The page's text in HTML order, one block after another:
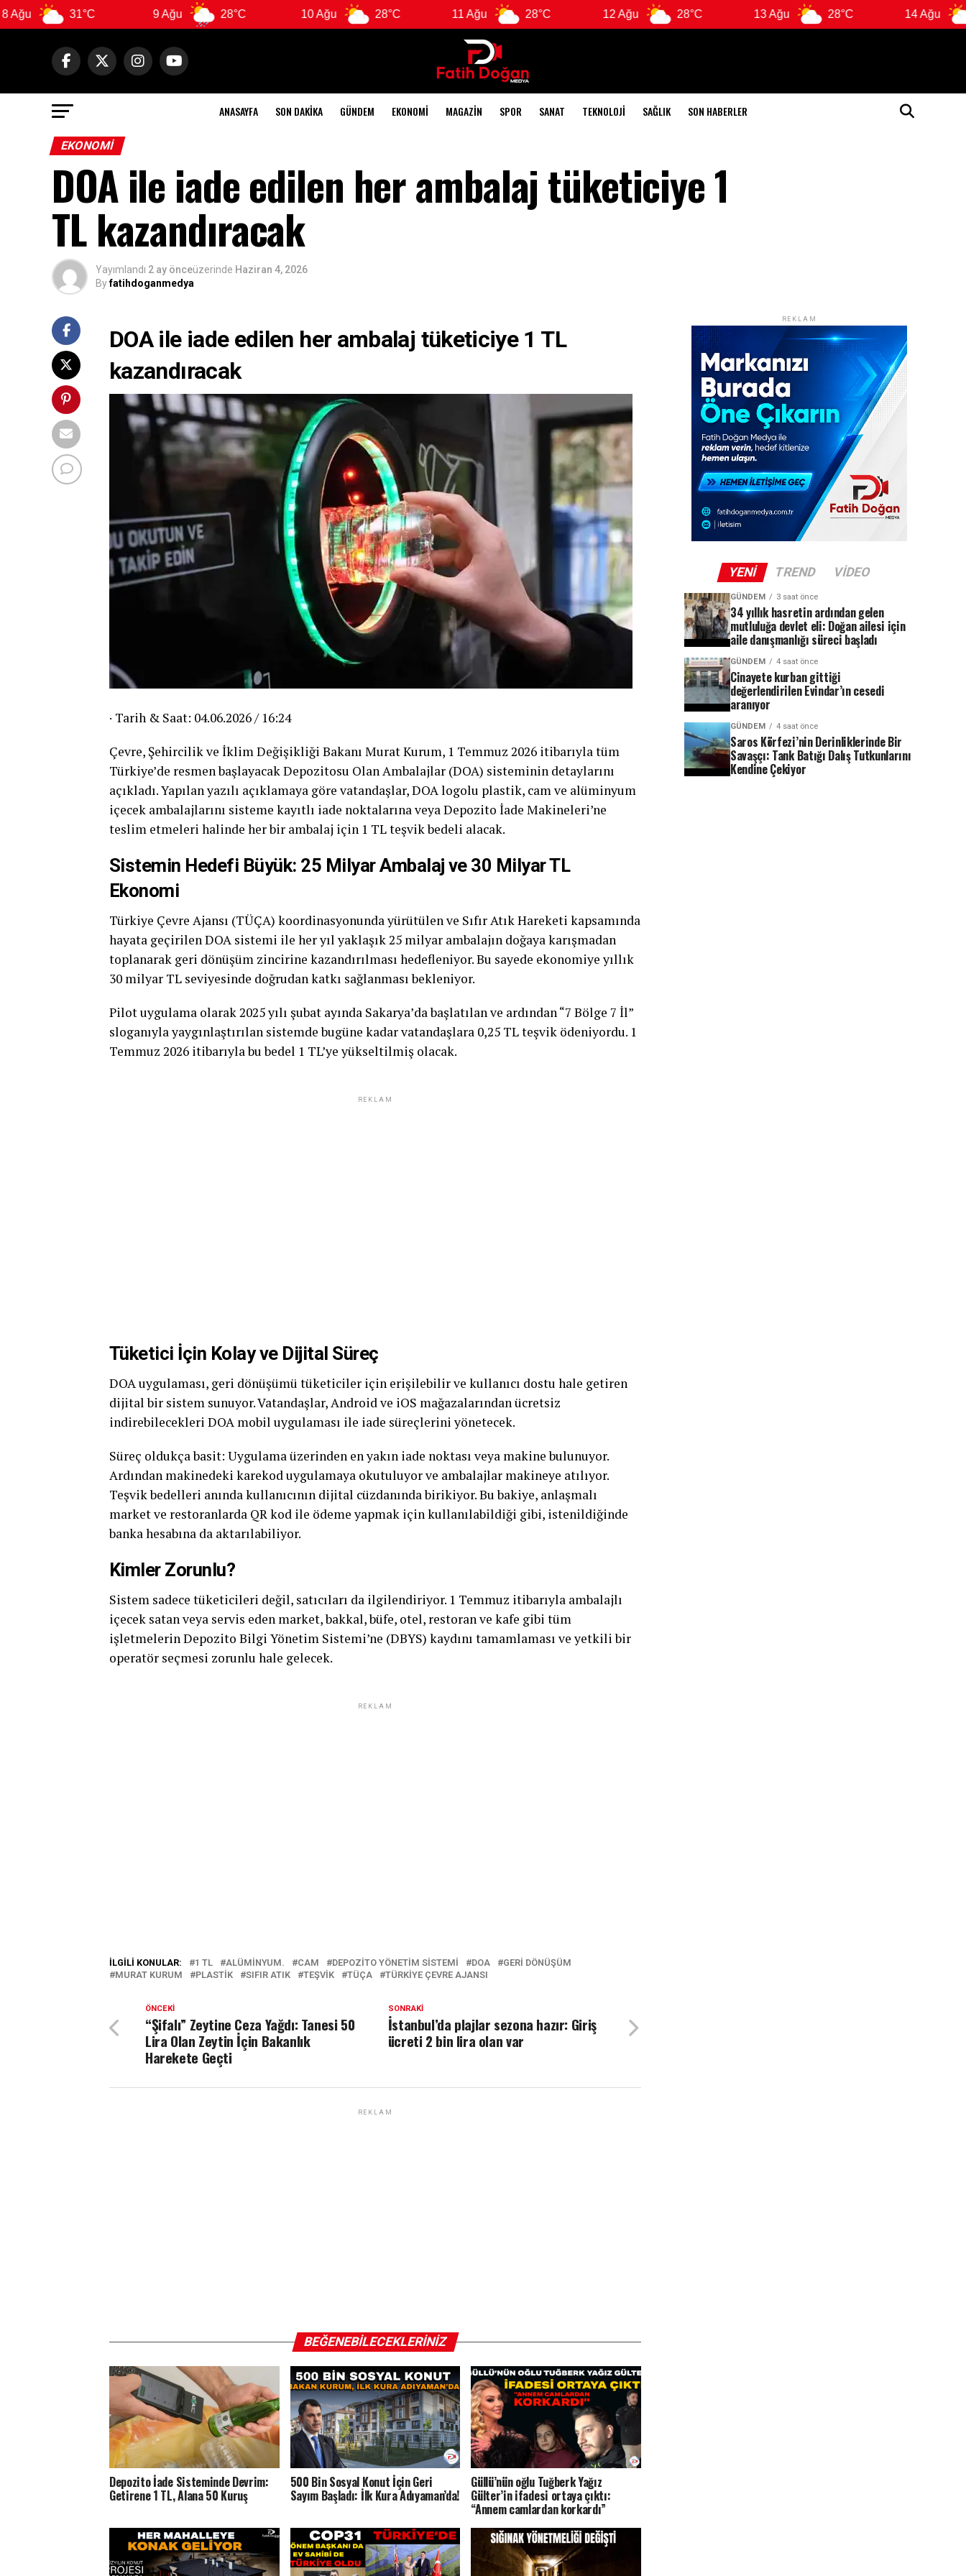
31°C 28°C 28°C 28°C 28°C 28°C 26°C
ANASAYFA SON DAKIKA GÜNDEM EKONOMI MAGAZIN SPOR SANAT TEKNOLOJI SAĞLIK SON HABERLER
EKONOMI
DOA ile iade edilen her ambalaj tüketiciye 1
TL kazandıracak
Yayımlandı 2 ay önceüzerinde Haziran 4, 2026
Byfatihdoganmedya
DOA ile iade edilen her ambalaj tüketiciye 1 TL
kazandıracak
· Tarih & Saat: 04.06.2026 / 16:24
Çevre, Şehircilik ve İklim Değişikliği Bakanı Murat Kurum, 1 Temmuz 2026 itibarıyla tüm
Türkiye’de resmen başlayacak Depozitosu Olan Ambalajlar (DOA) sisteminin detaylarını
açıkladı. Yapılan yazılı açıklamaya göre vatandaşlar, DOA logolu plastik, cam ve alüminyum
içecek ambalajlarını sisteme kayıtlı iade noktalarına veya Depozito İade Makineleri’ne
teslim etmeleri halinde her bir ambalaj için 1 TL teşvik bedeli alacak.
Sistemin Hedefi Büyük: 25 Milyar Ambalaj ve 30 Milyar TL
Ekonomi
Türkiye Çevre Ajansı (TÜÇA) koordinasyonunda yürütülen ve Sıfır Atık Hareketi kapsamında
hayata geçirilen DOA sistemi ile her yıl yaklaşık 25 milyar ambalajın doğaya karışmadan
toplanarak geri dönüşüm zincirine kazandırılması hedefleniyor. Bu sayede ekonomiye yıllık
30 milyar TL seviyesinde doğrudan katkı sağlanması bekleniyor.
Pilot uygulama olarak 2025 yılı şubat ayında Sakarya’da başlatılan ve ardından “7 Bölge 7 İl”
sloganıyla yaygınlaştırılan sistemde bugüne kadar vatandaşlara 0,25 TL teşvik ödeniyordu. 1
Temmuz 2026 itibarıyla bu bedel 1 TL’ye yükseltilmiş olacak.
REKLAM
Tüketici İçin Kolay ve Dijital Süreç
DOA uygulaması, geri dönüşümü tüketiciler için erişilebilir ve kullanıcı dostu hale getiren
dijital bir sistem sunuyor. Vatandaşlar, Android ve iOS mağazalarından ücretsiz
indirebilecekleri DOA mobil uygulaması ile iade süreçlerini yönetecek.
Süreç oldukça basit: Uygulama üzerinden en yakın iade noktası veya makine bulunuyor.
Ardından makinedeki karekod uygulamaya okutuluyor ve ambalajlar makineye atılıyor.
Teşvik bedelleri anında kullanıcının dijital cüzdanında birikiyor. Bu bakiye, anlaşmalı
market ve restoranlarda QR kod ile ödeme yapmak için kullanılabildiği gibi, istenildiğinde
banka hesabına da aktarılabiliyor.
Kimler Zorunlu?
Sistem sadece tüketicileri değil, satıcıları da ilgilendiriyor. 1 Temmuz itibarıyla ambalajlı
içecek satan veya servis eden market, bakkal, büfe, otel, restoran ve kafe gibi tüm
işletmelerin Depozito Bilgi Yönetim Sistemi’ne (DBYS) kaydını tamamlaması ve yetkili bir
operatör seçmesi zorunlu hale gelecek.
REKLAM
İLGILI KONULAR: 1 TL ALÜMINYUM. CAM DEPOZITO YÖNETIM SISTEMI DOA
GERI DÖNÜŞÜM
MURAT KURUM
PLASTIK SIFIR ATIK TEŞVIK TÜÇA TÜRKIYE ÇEVRE AJANSI
SONRAKI
İstanbul’da plajlar sezona hazır: Giriş
ücreti 2 bin lira olan var
ÖNCEKI
“Şifalı” Zeytine Ceza Yağdı: Tanesi 50
Lira Olan Zeytin İçin Bakanlık
Harekete Geçti
REKLAM
BEĞENEBILECEKLERINIZ
Depozito İade Sisteminde Devrim:
Getirene 1 TL, Alana 50 Kuruş
500 Bin Sosyal Konut İçin Geri
Sayım Başladı: İlk Kura Adıyaman’da!
Güllü’nün oğlu Tuğberk Yağız
Gülter’in ifadesi ortaya çıktı:
“Annem camlardan korkardı”
REKLAM
YENI TREND VIDEO
GÜNDEM 3 saat önce
34 yıllık hasretin ardından gelen
mutluluğa devlet eli: Doğan ailesi için
aile danışmanlığı süreci başladı
GÜNDEM 4 saat önce
Cinayete kurban gittiği
değerlendirilen Evindar’ın cesedi
aranıyor
GÜNDEM 4 saat önce
Saros Körfezi’nin Derinliklerinde Bir
Savaşçı: Tank Batığı Dalış Tutkunlarını
Kendine Çekiyor